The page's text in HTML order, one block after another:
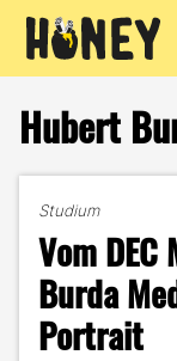
Inhalt
springen
Hubert
Studium
Vom
Burda
Portrait